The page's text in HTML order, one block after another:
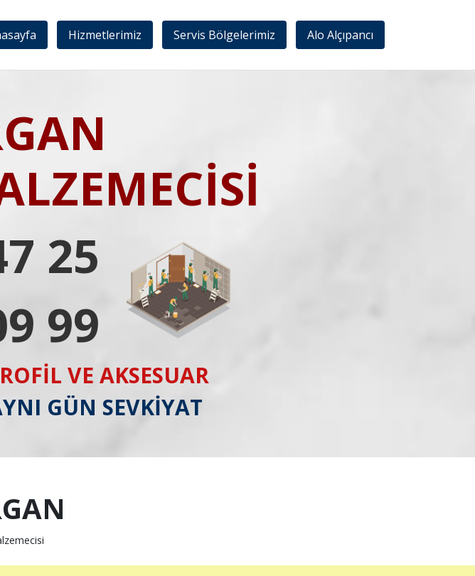
Hizmetlerimiz Servis Bölgelerimiz Alo Alçıpancı
25
99
VE AKSESUAR
GÜN SEVKİYAT